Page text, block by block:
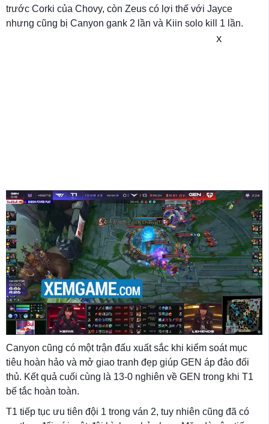
trước Corki của Chovy, còn Zeus có lợi thế với Jayce
nhưng cũng bị Canyon gank 2 lần và Kiin solo kill 1 lần.
X
Canyon cũng có một trận đấu xuất sắc khi kiểm soát mục
tiêu hoàn hảo và mở giao tranh đẹp giúp GEN áp đảo đối
thủ. Kết quả cuối cùng là 13-0 nghiên về GEN trong khi T1
bế tắc hoàn toàn.
T1 tiếp tục ưu tiên đội 1 trong ván 2, tuy nhiên cũng đã có